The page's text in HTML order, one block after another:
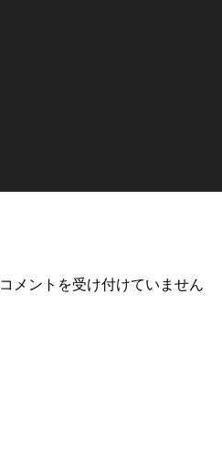
コメントを受け付けていません